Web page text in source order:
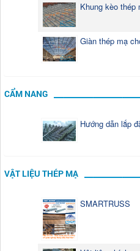
Khung kèo thép
Giàn thép mạ
CẨM NANG
Hướng dẫn lắp
VẬT LIỆU THÉP MẠ
SMARTRUSS